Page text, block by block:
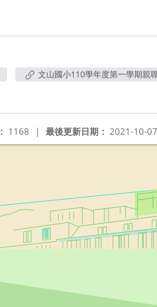
文山國小110學年度第一學期親
最後更新日期： 2021-10-07
1168 |